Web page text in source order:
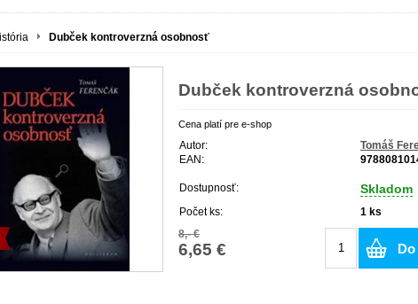
Dubček kontroverzná osobnosť
Dubček kontroverzná
Cena platí pre e-shop
Autor:
Tomáš
EAN:
Dostupnosť: Skladom
Počet ks: 1 ks
8,- €
6,65 €